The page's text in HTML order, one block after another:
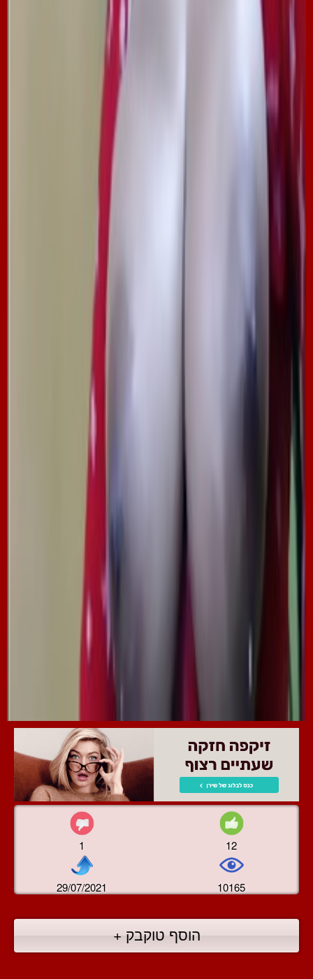
1 12
29/07/2021 10165
הוסף טוקבק +